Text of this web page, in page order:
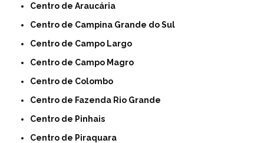
Centro de Araucária
Centro de Campina Grande do Sul
Centro de Campo Largo
Centro de Campo Magro
Centro de Colombo
Centro de Fazenda Rio Grande
Centro de Pinhais
Centro de Piraquara